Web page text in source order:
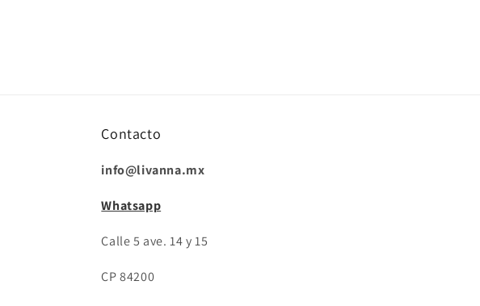
Contacto
info@livanna.mx
Whatsapp
Calle 5 ave. 14 y 15
CP 84200